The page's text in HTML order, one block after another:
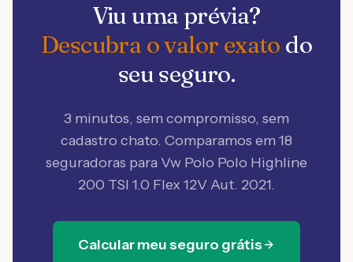
Viu uma prévia?
Descubra o valor exato do
seu seguro.
3 minutos, sem compromisso, sem
cadastro chato. Comparamos em 18
seguradoras para Vw Polo Polo Highline
200 TSI 1.0 Flex 12V Aut. 2021.
Calcular meu seguro grátis